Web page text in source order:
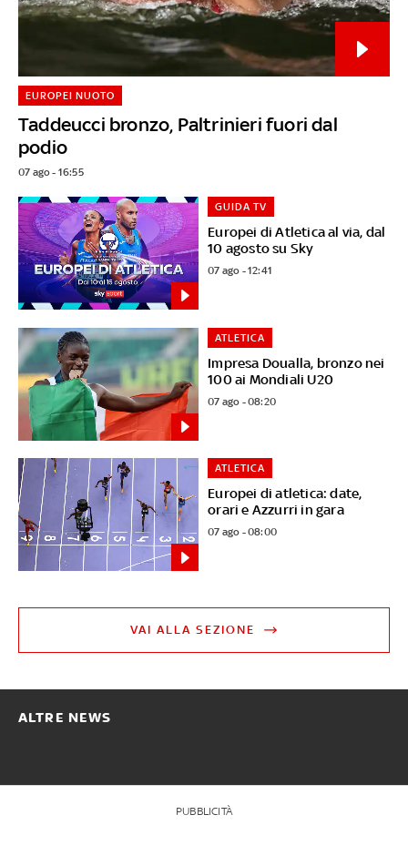
Taddeucci bronzo, Paltrinieri fuori dal
podio
EUROPEI NUOTO
07 ago - 16:55
Europei di Atletica al via, dal
10 agosto su Sky
GUIDA TV
07 ago - 12:41
Impresa Doualla, bronzo nei
100 ai Mondiali U20
ATLETICA
07 ago - 08:20
Europei di atletica: date,
orari e Azzurri in gara
ATLETICA
07 ago - 08:00
VAI ALLA SEZIONE
ALTRE NEWS
PUBBLICITÀ